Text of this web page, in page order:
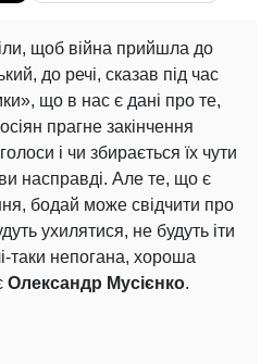
щоб війна прийшла до
до речі, сказав під час
що в нас є дані про те,
прагне закінчення
і чи збирається їх чути
насправді. Але те, що є
бодай може свідчити про
ухилятися, не будуть іти
таки непогана, хороша
Олександр Мусієнко.